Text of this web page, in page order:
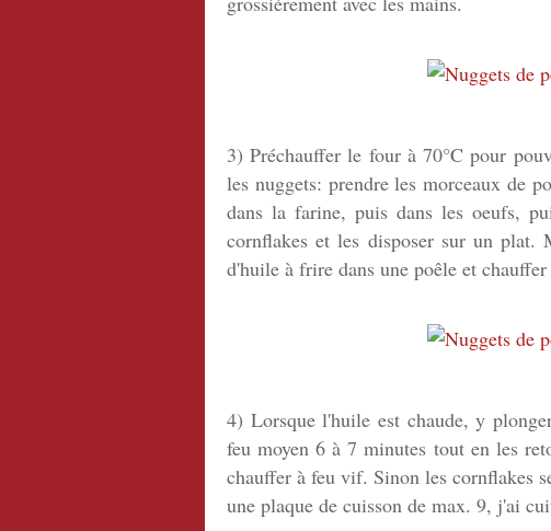
3) Préchauffer le four à 70°C pour
les nuggets: prendre les morceaux de
dans la farine, puis dans les oeufs,
cornflakes et les disposer sur un plat.
d'huile à frire dans une poêle et
4) Lorsque l'huile est chaude, y
feu moyen 6 à 7 minutes tout en les
chauffer à feu vif. Sinon les cornflakes
une plaque de cuisson de max. 9, j'ai